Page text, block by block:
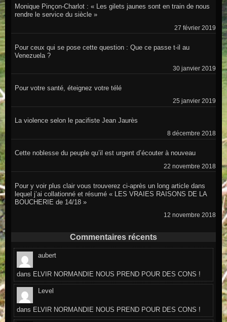
Monique Pinçon-Charlot : « Les gilets jaunes sont en train de nous
rendre le service du siècle »
27 février 2019
Pour ceux qui se pose cette question : Que ce passe t-il au
Venezuela ?
30 janvier 2019
Pour votre santé, éteignez votre télé
25 janvier 2019
La violence selon le pacifiste Jean Jaurès
8 décembre 2018
Cette noblesse du peuple qu’il est urgent d’écouter à nouveau
22 novembre 2018
Pour y voir plus clair vous trouverez ci-après un long article dans
lequel j’ai collationné et résumé « LES VRAIES RAISONS DE LA
BOUCHERIE de 14/18 »
12 novembre 2018
Commentaires récents
aubert
dans ELVIR NORMANDIE NOUS PREND POUR DES CONS !
Level
dans ELVIR NORMANDIE NOUS PREND POUR DES CONS !